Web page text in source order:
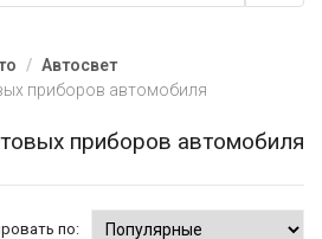
Автосвет
приборов автомобиля
приборов автомобиля
по: